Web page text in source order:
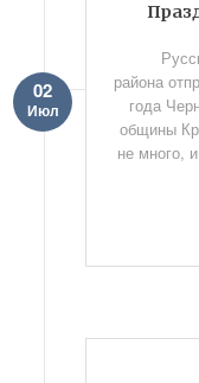
02
Июл
района
года
общины
не много,